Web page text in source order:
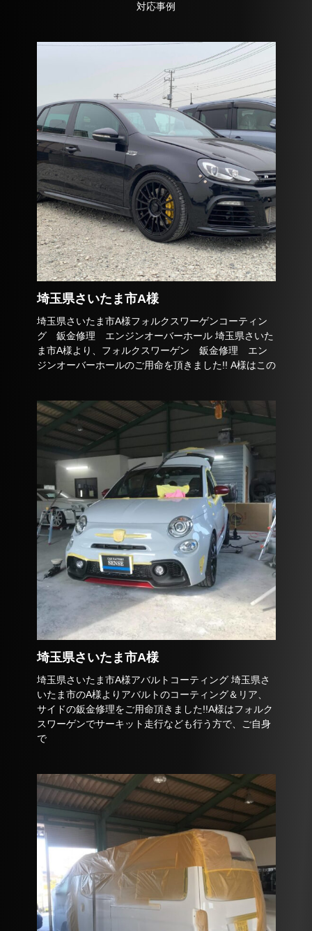
対応事例
埼玉県さいたま市A様
埼玉県さいたま市A様フォルクスワーゲンコーティン
グ 鈑金修理 エンジンオーバーホール 埼玉県さいた
ま市A様より、フォルクスワーゲン 鈑金修理 エン
ジンオーバーホールのご用命を頂きました!! A様はこの
埼玉県さいたま市A様
埼玉県さいたま市A様アバルトコーティング 埼玉県さ
いたま市のA様よりアバルトのコーティング＆リア、
サイドの鈑金修理をご用命頂きました!!A様はフォルク
スワーゲンでサーキット走行なども行う方で、ご自身
で